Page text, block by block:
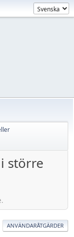
större
ANVÄNDARÅTGÄRDER